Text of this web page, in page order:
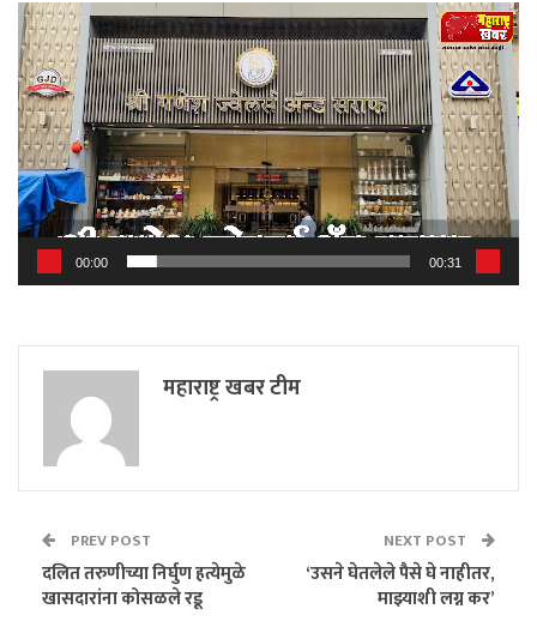
Video
Player
00:00 00:31
महाराष्ट्र खबर टीम
PREV POST
दलित तरुणीच्या निर्घुण हत्येमुळे
खासदारांना कोसळले रडू
NEXT POST
‘उसने घेतलेले पैसे घे नाहीतर,
माझ्याशी लग्न कर’